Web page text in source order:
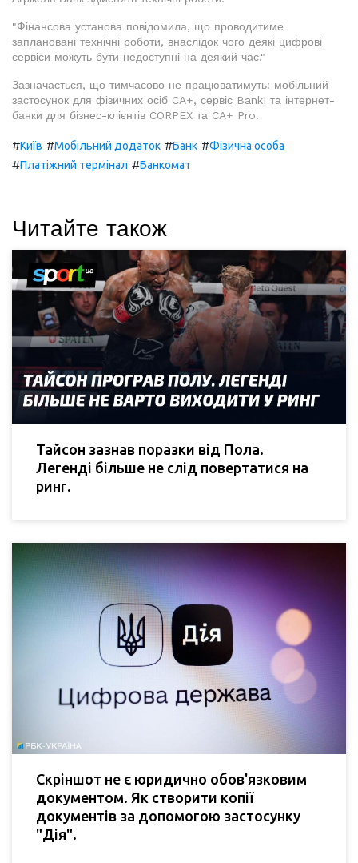
"Фінансова установа повідомила, що проводитиме
заплановані технічні роботи, внаслідок чого деякі цифрові
сервіси можуть бути недоступні на деякий час."
Зазначається, що тимчасово не працюватимуть: мобільний
застосунок для фізичних осіб CA+, сервіс BankI та інтернет-
банки для бізнес-клієнтів CORPEX та CA+ Pro.
#Київ #Мобільний додаток #Банк #Фізична особа
#Платіжний термінал #Банкомат
Читайте також
Тайсон зазнав поразки від Пола.
Легенді більше не слід повертатися на
ринг.
Скріншот не є юридично обов'язковим
документом. Як створити копії
документів за допомогою застосунку
"Дія".